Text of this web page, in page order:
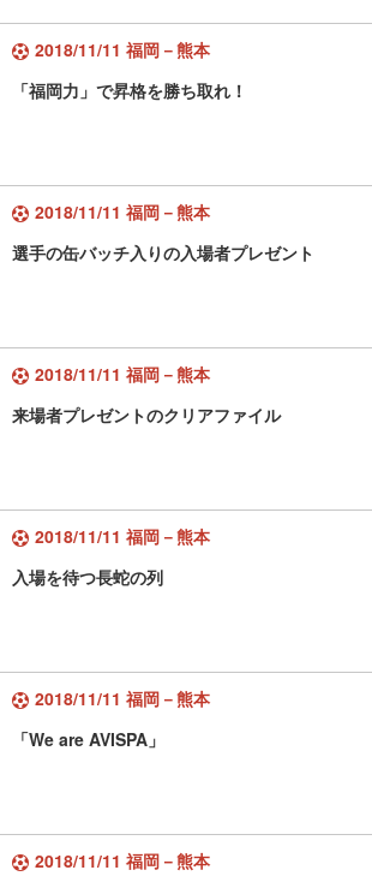
2018/11/11 福岡－熊本
「福岡力」で昇格を勝ち取れ！
2018/11/11 福岡－熊本
選手の缶バッチ入りの入場者プレゼント
2018/11/11 福岡－熊本
来場者プレゼントのクリアファイル
2018/11/11 福岡－熊本
入場を待つ長蛇の列
2018/11/11 福岡－熊本
「We are AVISPA」
2018/11/11 福岡－熊本